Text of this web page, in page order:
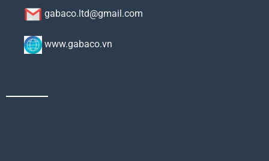
gabaco.ltd@gmail.com
www.gabaco.vn